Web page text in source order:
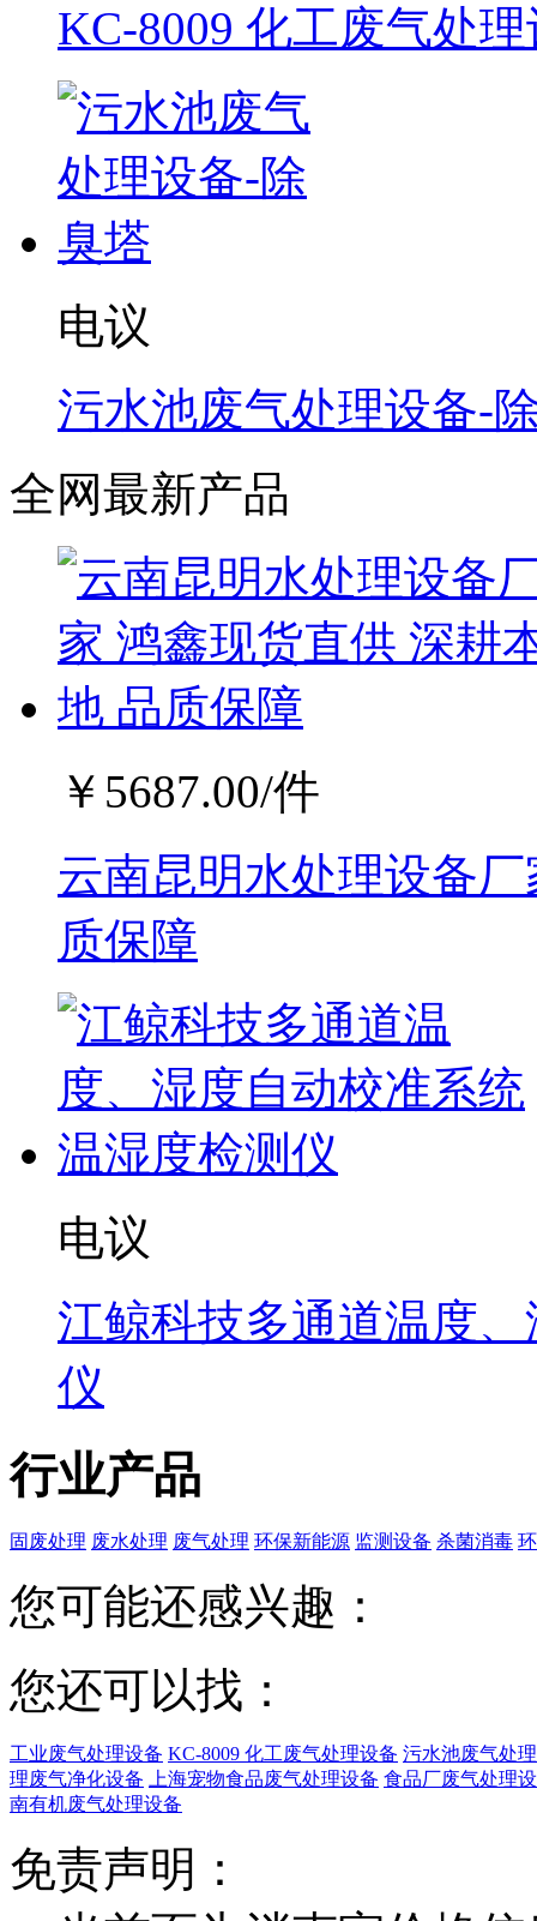
KC-8009 化工废气处
电议
污水池废气处理设备-
全网最新产品
￥ 5687.00/件
云南昆明水处理设备
质保障
电议
江鲸科技多通道温度
仪
行业产品
固废处理 废水处理 废气处理 环保新能源 监测设备 杀菌消毒
您可能还感兴趣：
您还可以找：
工业废气处理设备 KC-8009 化工废气处理设备 污水池废气处
理废气净化设备
上海宠物食品废气处理设备 食品厂废气处理
南有机废气处理设备
免责声明：